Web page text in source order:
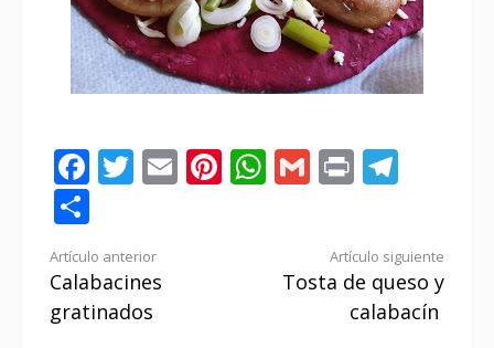
Facebook
Twitter
EmailPinterest
WhatsApp
Gmail
Print
Seguir
leyendo
Artículo anterior
Calabacines
gratinados
Artículo siguiente
Tosta de queso y
calabacín